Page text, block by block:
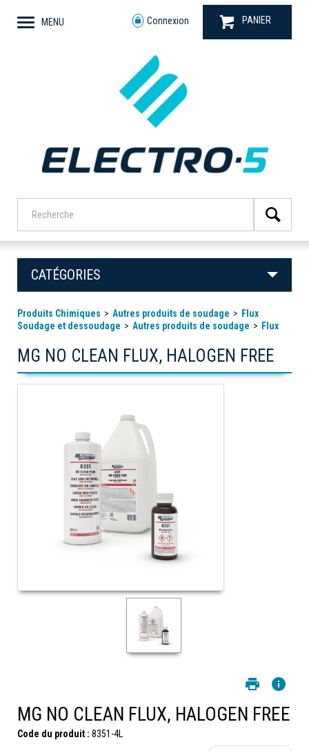
MENU Connexion PANIER
CATÉGORIES
Produits Chimiques Autres produits de soudage
Flux
Soudage et dessoudage
Autres produits de soudage Flux
MG NO CLEAN FLUX, HALOGEN FREE
MG NO CLEAN FLUX, HALOGEN FREE
Code du produit : 8351-4L